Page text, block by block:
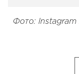
Фото: Instagram